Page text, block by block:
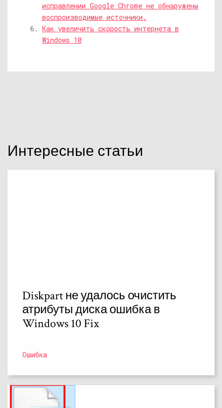
исправлении Google Chrome не обнаружены
воспроизводимые источники.
Как увеличить скорость интернета в
Windows 10
Интересные статьи
Diskpart не удалось очистить
атрибуты диска ошибка в
Windows 10 Fix
Ошибка